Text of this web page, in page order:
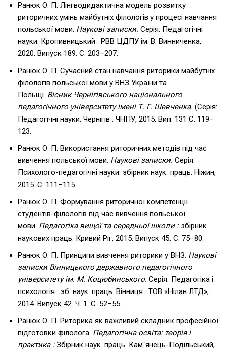
Ранюк О. П. Лінгводидактична модель розвитку
риторичних умінь майбутніх філологів у процесі навчання
польської мови. Наукові записки. Серія: Педагогічні
науки. Кропивницький : РВВ ЦДПУ ім. В. Винниченка,
2020. Випуск 189. С. 203–207.
Ранюк О. П. Сучасний стан навчання риторики майбутніх
філологів польської мови у ВНЗ України та
Польщі. Вісник Чернігівського національного
педагогічного університету імені Т. Г. Шевченка. (Серія:
Педагогічні науки. Чернігів : ЧНПУ, 2015. Вип. 131 С. 119–
123.
Ранюк О. П. Використання риторичних методів під час
вивчення польської мови. Наукові записки. Серія:
Психолого-педагогічні науки: збірник наук. праць. Ніжин,
2015. С. 111–115.
Ранюк О. П. Формування риторичної компетенції
студентів-філологів під час вивчення польської
мови. Педагогіка вищої та середньої школи : збірник
наукових праць. Кривий Ріг, 2015. Випуск 45. С. 75–80.
Ранюк О. П. Принципи вивчення риторики у ВНЗ. Наукові
записки Вінницького державного педагогічного
університету ім. М. Коцюбинського. Серія: Педагогіка і
психологія : зб. наук. праць. Вінниця : ТОВ «Нілан ЛТД»,
2014. Випуск 42. Ч. 1. С. 52–55.
Ранюк О. П. Риторика як важливий складник професійної
підготовки філолога. Педагогічна освіта: теорія і
практика :Збірник наук. праць. Кам᾿янець-Подільський,